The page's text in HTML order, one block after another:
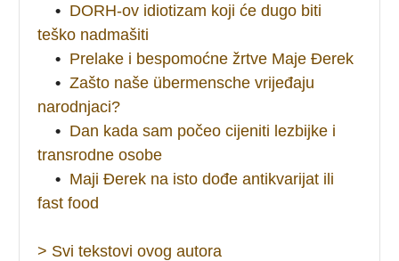
• DORH-ov idiotizam koji će dugo biti
teško nadmašiti
• Prelake i bespomoćne žrtve Maje Đerek
• Zašto naše übermensche vrijeđaju
narodnjaci?
• Dan kada sam počeo cijeniti lezbijke i
transrodne osobe
• Maji Đerek na isto dođe antikvarijat ili
fast food
> Svi tekstovi ovog autora